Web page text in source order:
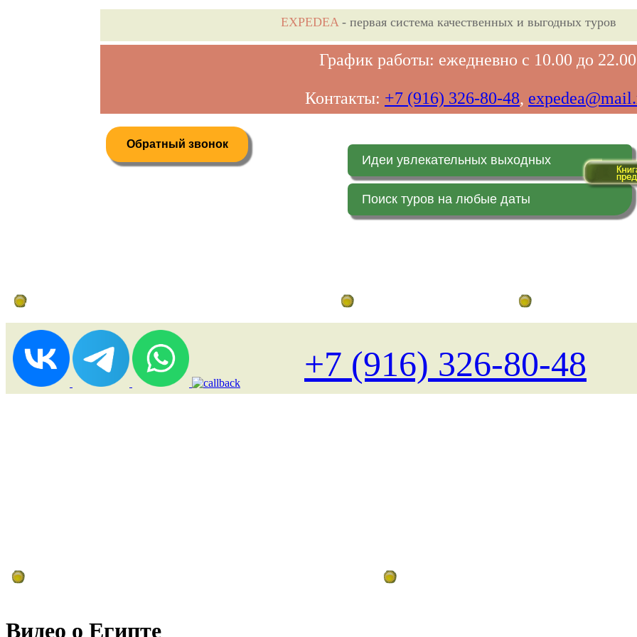
EXPEDEA- первая система качественных и выгодных туров
График работы: ежедневно с 10.00 до 22.00
Контакты: +7 (916) 326-80-48,
Обратный звонок
Идеи увлекательных выходных
Поиск туров на любые даты
Дистанционное бронирование туров
+7 (916) 326-80-48
Видео о Египте